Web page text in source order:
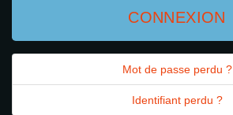
CONNEXION
Mot de passe perdu ?
Identifiant perdu ?